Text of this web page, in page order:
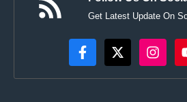
Get Latest Update On